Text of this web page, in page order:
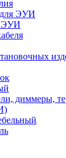
ЭУИ
ЭУИ
диммеры,